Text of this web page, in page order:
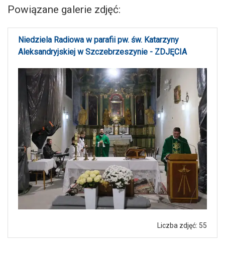
Powiązane galerie zdjęć:
Niedziela Radiowa w parafii pw. św. Katarzyny
Aleksandryjskiej w Szczebrzeszynie - ZDJĘCIA
Liczba zdjęć: 55